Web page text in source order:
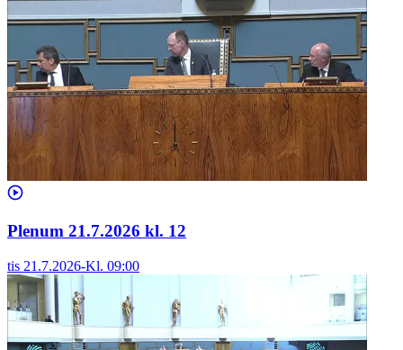
Plenum 21.7.2026 kl. 12
tis 21.7.2026-Kl. 09:00